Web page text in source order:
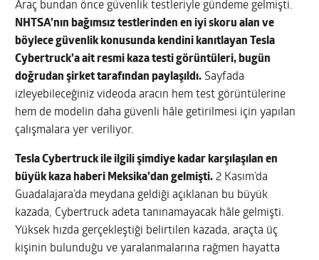
Araç bundan önce güvenlik testleriyle gündeme gelmişti.
NHTSA’nın bağımsız testlerinden en iyi skoru alan ve
böylece güvenlik konusunda kendini kanıtlayan Tesla
Cybertruck’a ait resmi kaza testi görüntüleri, bugün
doğrudan şirket tarafından paylaşıldı. Sayfada
izleyebileceğiniz videoda aracın hem test görüntülerine
hem de modelin daha güvenli hâle getirilmesi için yapılan
çalışmalara yer veriliyor.
Tesla Cybertruck ile ilgili şimdiye kadar karşılaşılan en
büyük kaza haberi Meksika’dan gelmişti. 2 Kasım’da
Guadalajara’da meydana geldiği açıklanan bu büyük
kazada, Cybertruck adeta tanınamayacak hâle gelmişti.
Yüksek hızda gerçekleştiği belirtilen kazada, araçta üç
kişinin bulunduğu ve yaralanmalarına rağmen hayatta